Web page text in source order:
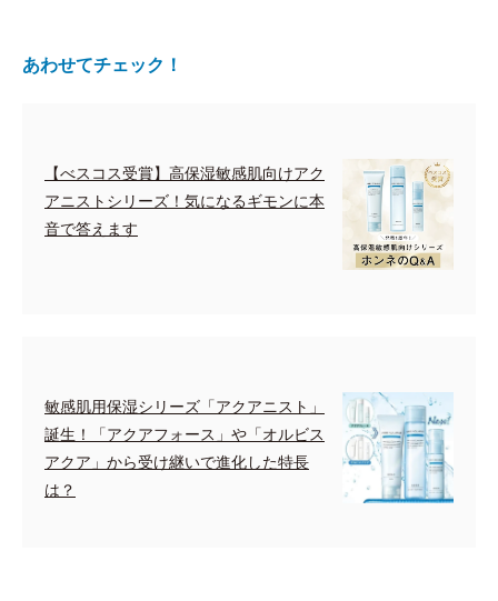
あわせてチェック！
【べスコス受賞】高保湿敏感肌向けアク
アニストシリーズ！気になるギモンに本
音で答えます
敏感肌用保湿シリーズ「アクアニスト」
誕生！「アクアフォース」や「オルビス
アクア」から受け継いで進化した特長
は？